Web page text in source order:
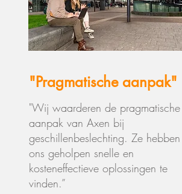
"Pragmatische aanpak"
"Wij waarderen de pragmatische
aanpak van Axen bij
geschillenbeslechting. Ze hebben
ons geholpen snelle en
kosteneffectieve oplossingen te
vinden.”